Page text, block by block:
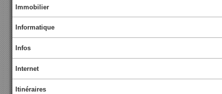
Immobilier
Informatique
Infos
Internet
Itinéraires